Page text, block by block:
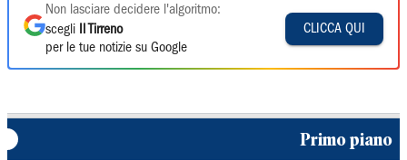
Non lasciare decidere l'algoritmo:
scegli
Il Tirreno
per le tue notizie su Google
CLICCA QUI
Primo piano